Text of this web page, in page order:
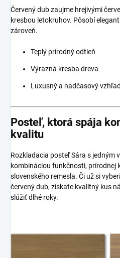
Červený dub zaujme hrejivými
kresbou letokruhov. Pôsobí
zároveň.
Teplý prírodný odtieň
Výrazná kresba dreva
Luxusný a nadčasový vzhľad
Posteľ, ktorá spája
kvalitu
Rozkladacia posteľ Sára s jedným
kombináciou funkčnosti, prírodnej
slovenského remesla. Či už si
červený dub, získate kvalitný kus
slúžiť dlhé roky.